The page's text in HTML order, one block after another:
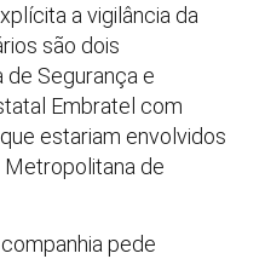
a vigilância da
são dois
Segurança e
Embratel com
estariam envolvidos
Metropolitana de
pede